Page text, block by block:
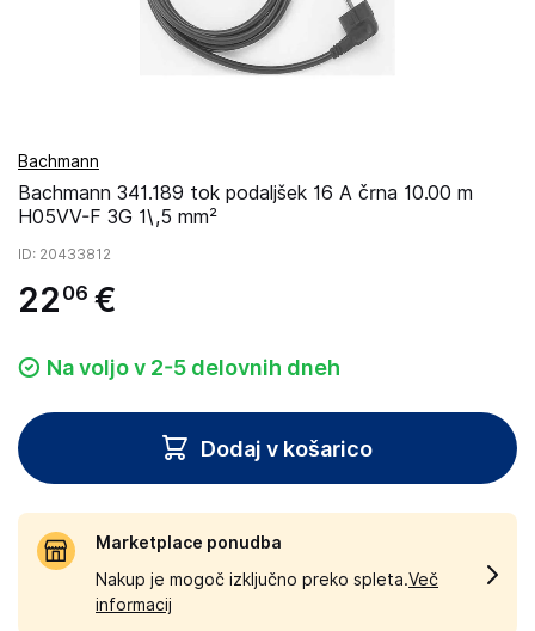
Bachmann
Bachmann 341.189 tok podaljšek 16 A črna 10.00 m
H05VV-F 3G 1\,5 mm²
ID: 20433812
22 06 €
Na voljo v 2-5 delovnih dneh
Dodaj v košarico
Marketplace ponudba
Nakup je mogoč izključno preko spleta.Več
informacij